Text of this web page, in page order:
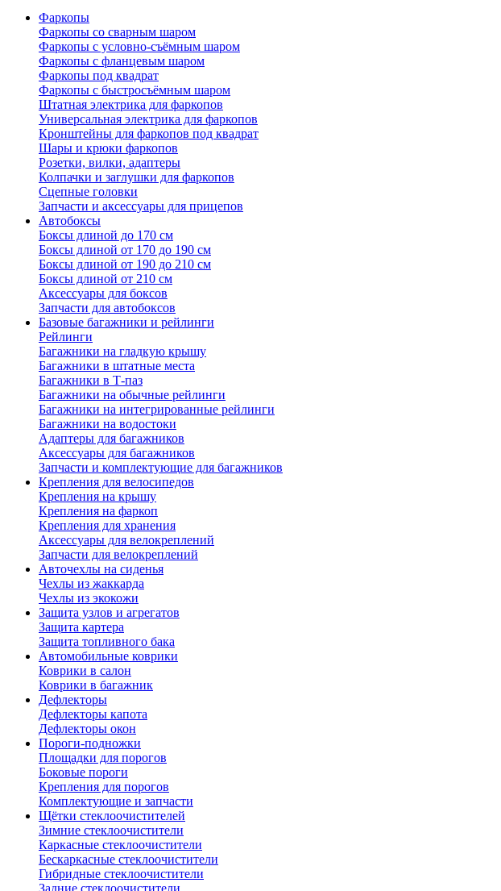
Фаркопы
Фаркопы со сварным шаром
Фаркопы с условно-съёмным шаром
Фаркопы с фланцевым шаром
Фаркопы под квадрат
Фаркопы с быстросъёмным шаром
Штатная электрика для фаркопов
Универсальная электрика для фаркопов
Кронштейны для фаркопов под квадрат
Шары и крюки фаркопов
Розетки, вилки, адаптеры
Колпачки и заглушки для фаркопов
Сцепные головки
Запчасти и аксессуары для прицепов
Автобоксы
Боксы длиной до 170 см
Боксы длиной от 170 до 190 см
Боксы длиной от 190 до 210 см
Боксы длиной от 210 см
Аксессуары для боксов
Запчасти для автобоксов
Базовые багажники и рейлинги
Рейлинги
Багажники на гладкую крышу
Багажники в штатные места
Багажники в Т-паз
Багажники на обычные рейлинги
Багажники на интегрированные рейлинги
Багажники на водостоки
Адаптеры для багажников
Аксессуары для багажников
Запчасти и комплектующие для багажников
Крепления для велосипедов
Крепления на крышу
Крепления на фаркоп
Крепления для хранения
Аксессуары для велокреплений
Запчасти для велокреплений
Авточехлы на сиденья
Чехлы из жаккарда
Чехлы из экокожи
Защита узлов и агрегатов
Защита картера
Защита топливного бака
Автомобильные коврики
Коврики в салон
Коврики в багажник
Дефлекторы
Дефлекторы капота
Дефлекторы окон
Пороги-подножки
Площадки для порогов
Боковые пороги
Крепления для порогов
Комплектующие и запчасти
Щётки стеклоочистителей
Зимние стеклоочистители
Каркасные стеклоочистители
Бескаркасные стеклоочистители
Гибридные стеклоочистители
Задние стеклоочистители